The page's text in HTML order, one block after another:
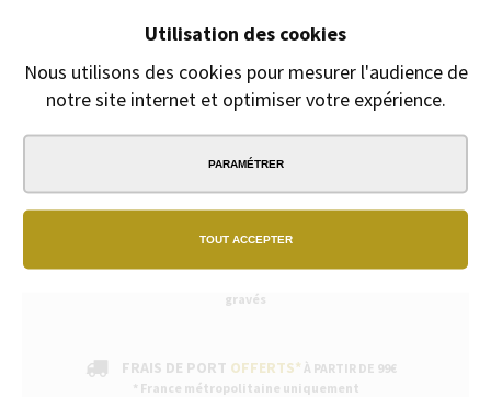
Utilisation des cookies
Nous utilisons des cookies pour mesurer l'audience de
notre site internet et optimiser votre expérience.
PARAMÉTRER
TOUT ACCEPTER
Gravure Offerte
PAIEMENTSÉCURISÉ
gravés
FRAIS DE PORT OFFERTS* À PARTIR DE 99€
* France métropolitaine uniquement